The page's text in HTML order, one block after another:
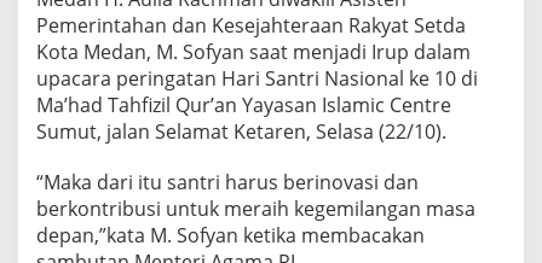
a
h
u
a
n
d
n
T
e
k
Pemerintahan dan Kesejahteraan Rakyat Setda
Kota Medan, M. Sofyan saat menjadi Irup dalam
upacara peringatan Hari Santri Nasional ke 10 di
Ma’had Tahfizil Qur’an Yayasan Islamic Centre
Sumut, jalan Selamat Ketaren, Selasa (22/10).
“Maka dari itu santri harus berinovasi dan
berkontribusi untuk meraih kegemilangan masa
depan,”kata M. Sofyan ketika membacakan